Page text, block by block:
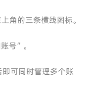
角的三条横线图标。
号”。
可同时管理多个账